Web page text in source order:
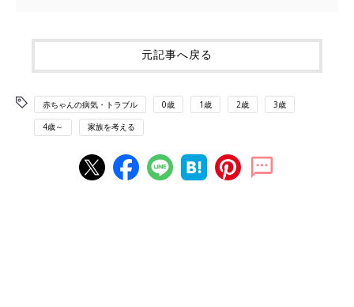
元記事へ戻る
赤ちゃんの病気・トラブル 0歳 1歳 2歳 3歳
4歳～ 家族を考える